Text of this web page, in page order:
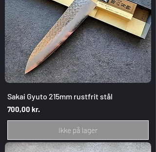
Sakai Gyuto 215mm rustfrit stål
Pris
700,00 kr.
Ikke på lager